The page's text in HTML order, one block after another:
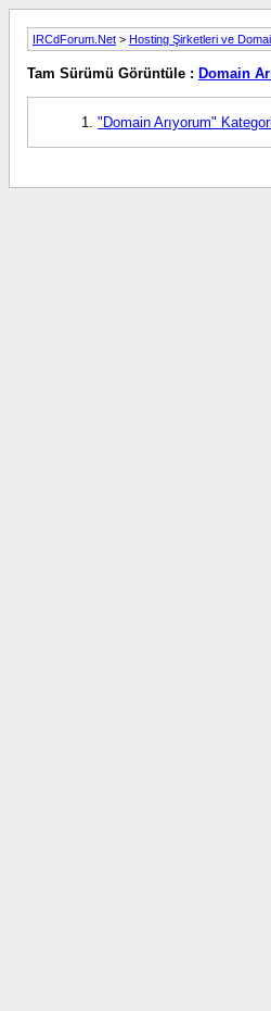
IRCdForum.Net > Hosting Şirketleri ve
Tam Sürümü Görüntüle : Domain
"Domain Arıyorum"